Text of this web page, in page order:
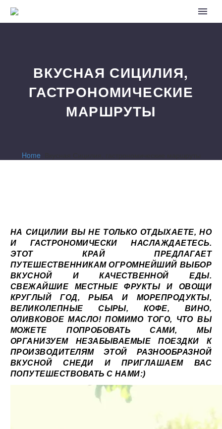
ВКУСНАЯ СИЦИЛИЯ,
ГАСТРОНОМИЧЕСКИЕ
МАРШРУТЫ
Home
НА СИЦИЛИИ ВЫ НЕ ТОЛЬКО ОТДЫХАЕТЕ, НО
И ГАСТРОНОМИЧЕСКИ НАСЛАЖДАЕТЕСЬ.
ЭТОТ КРАЙ ПРЕДЛАГАЕТ
ПУТЕШЕСТВЕННИКАМ ОГРОМНЕЙШИЙ ВЫБОР
ВКУСНОЙ И КАЧЕСТВЕННОЙ ЕДЫ.
СВЕЖАЙШИЕ МЕСТНЫЕ ФРУКТЫ И ОВОЩИ
КРУГЛЫЙ ГОД, РЫБА И МОРЕПРОДУКТЫ,
ВЕЛИКОЛЕПНЫЕ СЫРЫ, КОФЕ, ВИНО,
ОЛИВКОВОЕ МАСЛО! ПОМИМО ТОГО, ЧТО ВЫ
МОЖЕТЕ ПОПРОБОВАТЬ САМИ, МЫ
ОРГАНИЗУЕМ НЕЗАБЫВАЕМЫЕ ПОЕЗДКИ К
ПРОИЗВОДИТЕЛЯМ ЭТОЙ РАЗНООБРАЗНОЙ
ВКУСНОЙ СНЕДИ И ПРИГЛАШАЕМ ВАС
ПОПУТЕШЕСТВОВАТЬ С НАМИ:)